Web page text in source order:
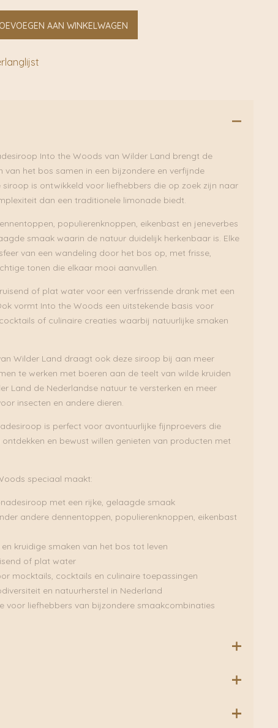
AAN WINKELWAGEN
Into the Woods van Wilder Land brengt de
van het bos samen in een bijzondere en verfijnde
siroop is ontwikkeld voor liefhebbers die op zoek zijn naar
dan een traditionele limonade biedt.
populierenknoppen, eikenbast en jeneverbes
smaak waarin de natuur duidelijk herkenbaar is. Elke
van een wandeling door het bos op, met frisse,
tonen die elkaar mooi aanvullen.
of plat water voor een verfrissende drank met een
vormt Into the Woods een uitstekende basis voor
of culinaire creaties waarbij natuurlijke smaken
Wilder Land draagt ook deze siroop bij aan meer
te werken met boeren aan de teelt van wilde kruiden
Land de Nederlandse natuur te versterken en meer
insecten en andere dieren.
is perfect voor avontuurlijke fijnproevers die
en bewust willen genieten van producten met
speciaal maakt:
met een rijke, gelaagde smaak
andere dennentoppen, populierenknoppen, eikenbast
kruidige smaken van het bos tot leven
of plat water
mocktails, cocktails en culinaire toepassingen
en natuurherstel in Nederland
voor liefhebbers van bijzondere smaakcombinaties